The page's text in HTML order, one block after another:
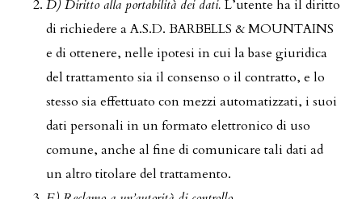
D) Diritto alla portabilità dei dati. L’utente ha il diritto
di richiedere a A.S.D. BARBELLS & MOUNTAINS
e di ottenere, nelle ipotesi in cui la base giuridica
del trattamento sia il consenso o il contratto, e lo
stesso sia effettuato con mezzi automatizzati, i suoi
dati personali in un formato elettronico di uso
comune, anche al fine di comunicare tali dati ad
un altro titolare del trattamento.